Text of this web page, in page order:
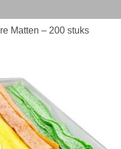
Matten – 200 stuks